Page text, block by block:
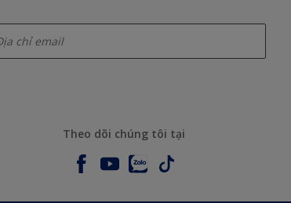
Theo dõi chúng tôi tại